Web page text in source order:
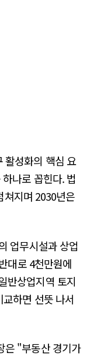
활성화의 핵심 요
나로 꼽힌다. 법
쳐지며 2030년은
업무시설과 상업
대로 4천만원에
반상업지역 토지
하면 선뜻 나서
은 "부동산 경기가